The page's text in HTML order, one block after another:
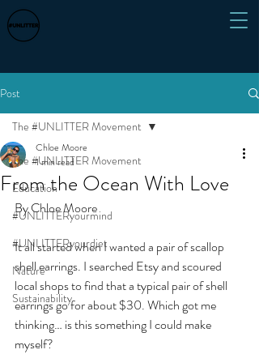
Post
The #UNLITTER Movement
Education
#UNLITTERyourmind
#UNLITTERyourdiet
Nature
Sustainability
The #UNLITTER Movement
From the Ocean With Love
Chloe Moore
1 min read
By Chloe Moore
It all started when I wanted a pair of scallop
shell earrings. I searched Etsy and scoured
local shops to find that a typical pair of shell
earrings go for about $30. Which got me
thinking… is this something I could make
myself?